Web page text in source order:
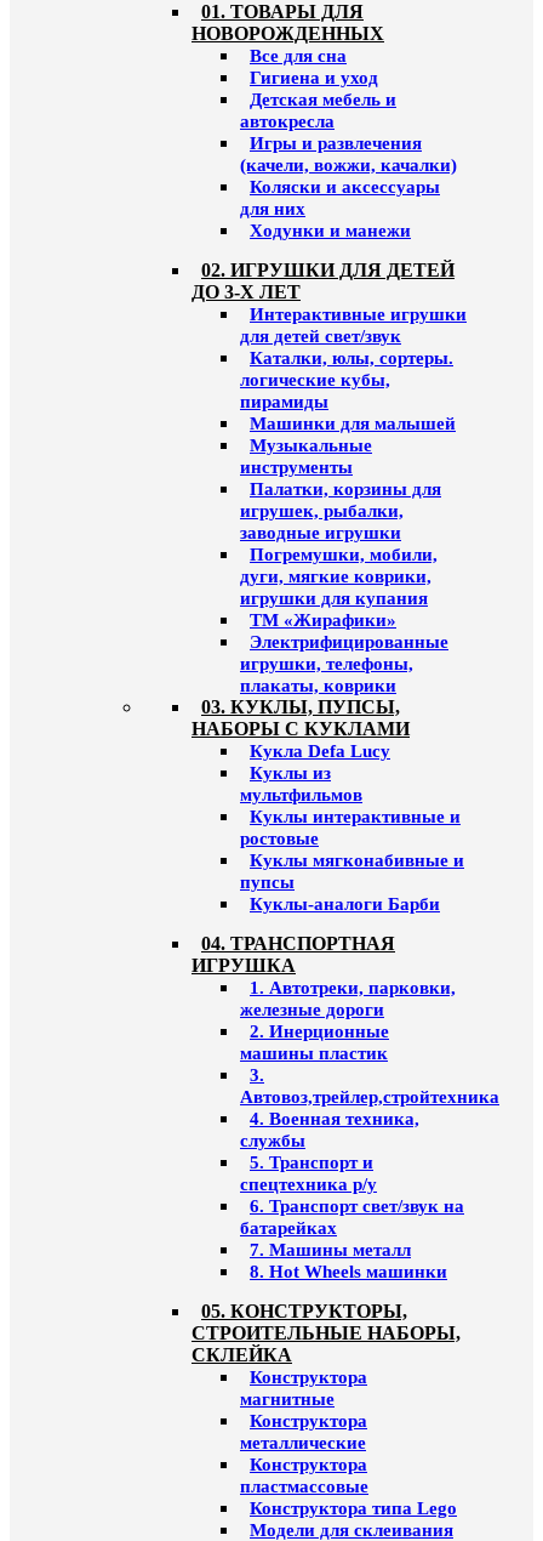
01. ТОВАРЫ ДЛЯ
НОВОРОЖДЕННЫХ
Все для сна
Гигиена и уход
Детская мебель и
автокресла
Игры и развлечения
(качели, вожжи, качалки)
Коляски и аксессуары
для них
Ходунки и манежи
02. ИГРУШКИ ДЛЯ ДЕТЕЙ
ДО 3-Х ЛЕТ
Интерактивные игрушки
для детей свет/звук
Каталки, юлы, сортеры.
логические кубы,
пирамиды
Машинки для малышей
Музыкальные
инструменты
Палатки, корзины для
игрушек, рыбалки,
заводные игрушки
Погремушки, мобили,
дуги, мягкие коврики,
игрушки для купания
ТМ «Жирафики»
Электрифицированные
игрушки, телефоны,
плакаты, коврики
03. КУКЛЫ, ПУПСЫ,
НАБОРЫ С КУКЛАМИ
Кукла Defa Lucy
Куклы из
мультфильмов
Куклы интерактивные и
ростовые
Куклы мягконабивные и
пупсы
Куклы-аналоги Барби
04. ТРАНСПОРТНАЯ
ИГРУШКА
1. Автотреки, парковки,
железные дороги
2. Инерционные
машины пластик
3.
Автовоз,трейлер,стройтехника
4. Военная техника,
службы
5. Транспорт и
спецтехника р/у
6. Транспорт свет/звук на
батарейках
7. Машины металл
8. Hot Wheels машинки
05. КОНСТРУКТОРЫ,
СТРОИТЕЛЬНЫЕ НАБОРЫ,
СКЛЕЙКА
Конструктора
магнитные
Конструктора
металлические
Конструктора
пластмассовые
Конструктора типа Lego
Модели для склеивания